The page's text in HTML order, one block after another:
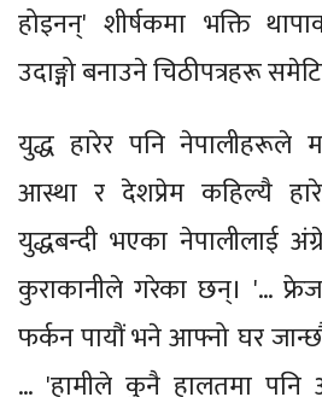
होइनन्' शीर्षकमा भक्ति
उदाङ्गो बनाउने चिठीपत्रहरू
युद्ध हारेर पनि नेपालीहरूले
आस्था र देशप्रेम कहिल्यै
युद्धबन्दी भएका नेपालीलाई
कुराकानीले गरेका छन्। '…
फर्कन पायौं भने आफ्नो घर
… 'हामीले कुनै हालतमा पनि